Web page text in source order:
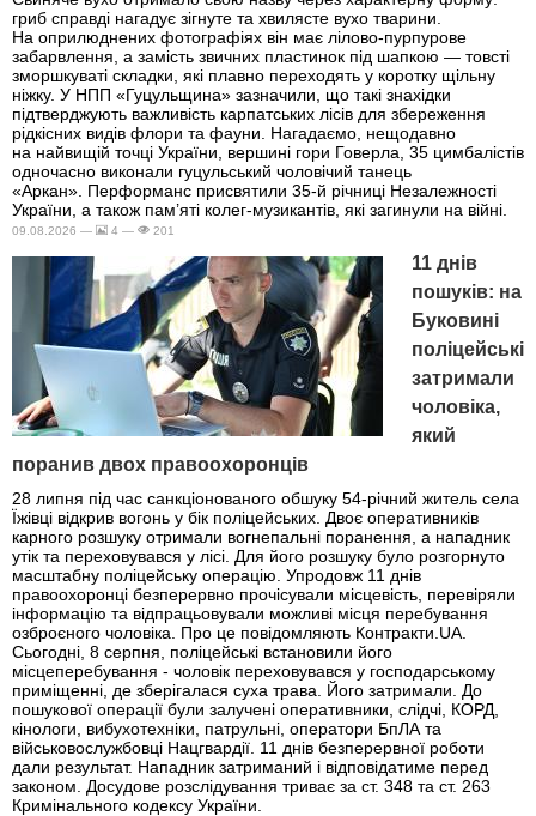
гриб справді нагадує зігнуте та хвилясте вухо тварини.
На оприлюднених фотографіях він має лілово-пурпурове
забарвлення, а замість звичних пластинок під шапкою — товсті
зморшкуваті складки, які плавно переходять у коротку щільну
ніжку. У НПП «Гуцульщина» зазначили, що такі знахідки
підтверджують важливість карпатських лісів для збереження
рідкісних видів флори та фауни. Нагадаємо, нещодавно
на найвищій точці України, вершині гори Говерла, 35 цимбалістів
одночасно виконали гуцульський чоловічий танець
«Аркан». Перформанс присвятили 35-й річниці Незалежності
України, а також пам’яті колег-музикантів, які загинули на війні.
09.08.2026 — 4 — 201
11 днів
пошуків: на
Буковині
поліцейські
затримали
чоловіка,
який
поранив двох правоохоронців
28 липня під час санкціонованого обшуку 54-річний житель села
Їжівці відкрив вогонь у бік поліцейських. Двоє оперативників
карного розшуку отримали вогнепальні поранення, а нападник
утік та переховувався у лісі. Для його розшуку було розгорнуто
масштабну поліцейську операцію. Упродовж 11 днів
правоохоронці безперервно прочісували місцевість, перевіряли
інформацію та відпрацьовували можливі місця перебування
озброєного чоловіка. Про це повідомляють Контракти.UA.
Сьогодні, 8 серпня, поліцейські встановили його
місцеперебування - чоловік переховувався у господарському
приміщенні, де зберігалася суха трава. Його затримали. До
пошукової операції були залучені оперативники, слідчі, КОРД,
кінологи, вибухотехніки, патрульні, оператори БпЛА та
військовослужбовці Нацгвардії. 11 днів безперервної роботи
дали результат. Нападник затриманий і відповідатиме перед
законом. Досудове розслідування триває за ст. 348 та ст. 263
Кримінального кодексу України.